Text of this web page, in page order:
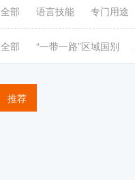
全部 语言技能 专门用途
全部 “一带一路”区域国别
推荐